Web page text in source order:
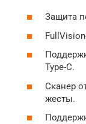
Защита
Type-C.
Сканер
жесты.